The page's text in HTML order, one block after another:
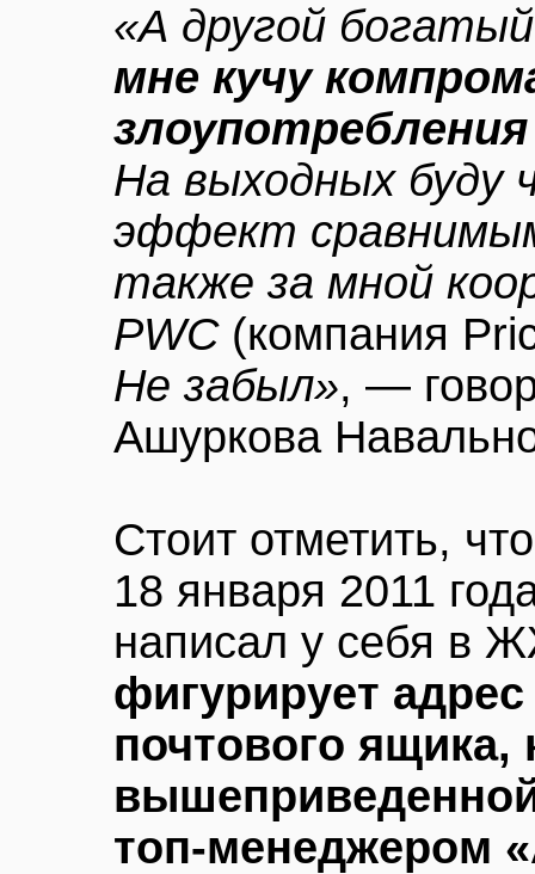
«А другой
мне кучу
На выходных
эффект
также за мной
PWC(компания
Не забыл», —
Ашуркова
Стоит отметить,
18 января 2011
написал у себя в
фигурирует
почтового ящика,
топ-менеджером